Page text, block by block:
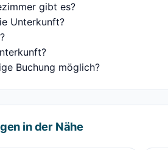
gibt es?
Unterkunft?
Buchung möglich?
in der Nähe